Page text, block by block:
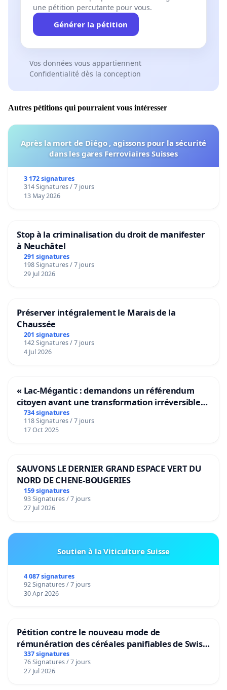
une pétition percutante pour vous.
Générer la pétition
Vos données vous appartiennent
Confidentialité dès la conception
Autres pétitions qui pourraient vous intéresser
Après la mort de Diégo , agissons pour la sécurité
dans les gares Ferroviaires Suisses
3 172 signatures
314 Signatures / 7 jours
13 May 2026
Stop à la criminalisation du droit de manifester
à Neuchâtel
291 signatures
198 Signatures / 7 jours
29 Jul 2026
Préserver intégralement le Marais de la
Chaussée
201 signatures
142 Signatures / 7 jours
4 Jul 2026
« Lac-Mégantic : demandons un référendum
citoyen avant une transformation irréversible
de notre territoire »
734 signatures
118 Signatures / 7 jours
17 Oct 2025
SAUVONS LE DERNIER GRAND ESPACE VERT DU
NORD DE CHENE-BOUGERIES
159 signatures
93 Signatures / 7 jours
27 Jul 2026
Soutien à la Viticulture Suisse
4 087 signatures
92 Signatures / 7 jours
30 Apr 2026
Pétition contre le nouveau mode de
rémunération des céréales panifiables de Swiss
granum basé sur la teneur en protéines
337 signatures
76 Signatures / 7 jours
27 Jul 2026